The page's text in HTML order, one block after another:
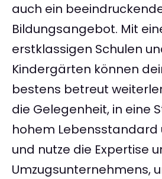
auch ein
Bildungsangebot. Mit
erstklassigen Schulen
Kindergärten können
bestens betreut
die Gelegenheit, in eine
hohem Lebensstandard
und nutze die Expertise
Umzugsunternehmens,